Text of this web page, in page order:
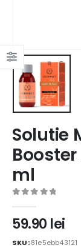
Solutie
Booster
ml
59.90 lei
SKU:81e5ebb43121